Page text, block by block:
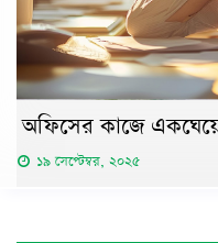
অফিসের কাজে
১৯ সেপ্টেম্বর, ২০২৫